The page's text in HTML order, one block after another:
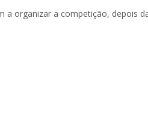
organizar a competição, depois